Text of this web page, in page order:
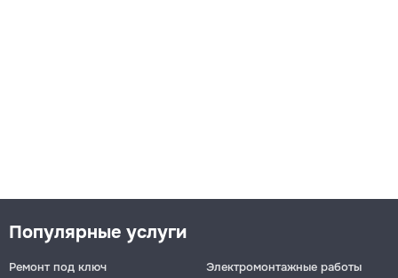
Популярные услуги
Ремонт под ключ
Электромонтажные работы